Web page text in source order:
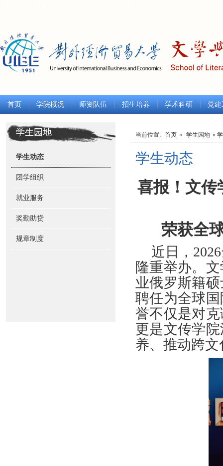
首页 学院概况 师资队伍 招生培养 学术科研 党
学生园地
学生动态
团学组织
就业服务
奖勤助贷
规章制度
当前位置: 首页 » 学生园地 »
学生动态
喜报！ 文传
荣获全
近日，
隆重举办。
业俄罗斯籍
聘任为全球
誉不仅是对
更是文传学
养、推动跨